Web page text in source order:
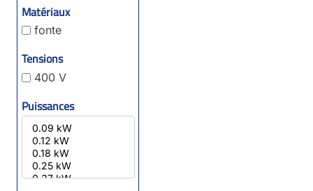
Matériaux
fonte
Tensions
400 V
Puissances